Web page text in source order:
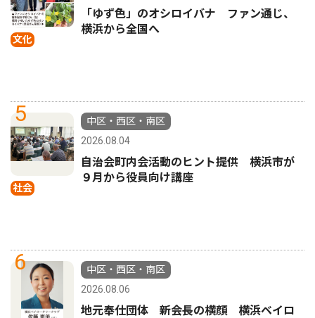
文化
「ゆず色」のオシロイバナ ファン通じ、
横浜から全国へ
5
社会
中区・西区・南区
2026.08.04
自治会町内会活動のヒント提供 横浜市が
９月から役員向け講座
6
中区・西区・南区
2026.08.06
地元奉仕団体 新会長の横顔 横浜ベイロ